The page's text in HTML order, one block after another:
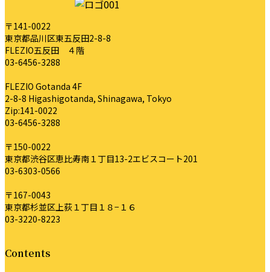
〒141-0022
東京都品川区東五反田2-8-8
FLEZIO五反田 ４階
03-6456-3288
FLEZIO Gotanda 4F
2-8-8 Higashigotanda, Shinagawa, Tokyo
Zip:141-0022
03-6456-3288
〒150-0022
東京都渋谷区恵比寿南１丁目13-2エビスコート201
03-6303-0566
〒167-0043
東京都杉並区上荻１丁目１８−１６
03-3220-8223
Contents